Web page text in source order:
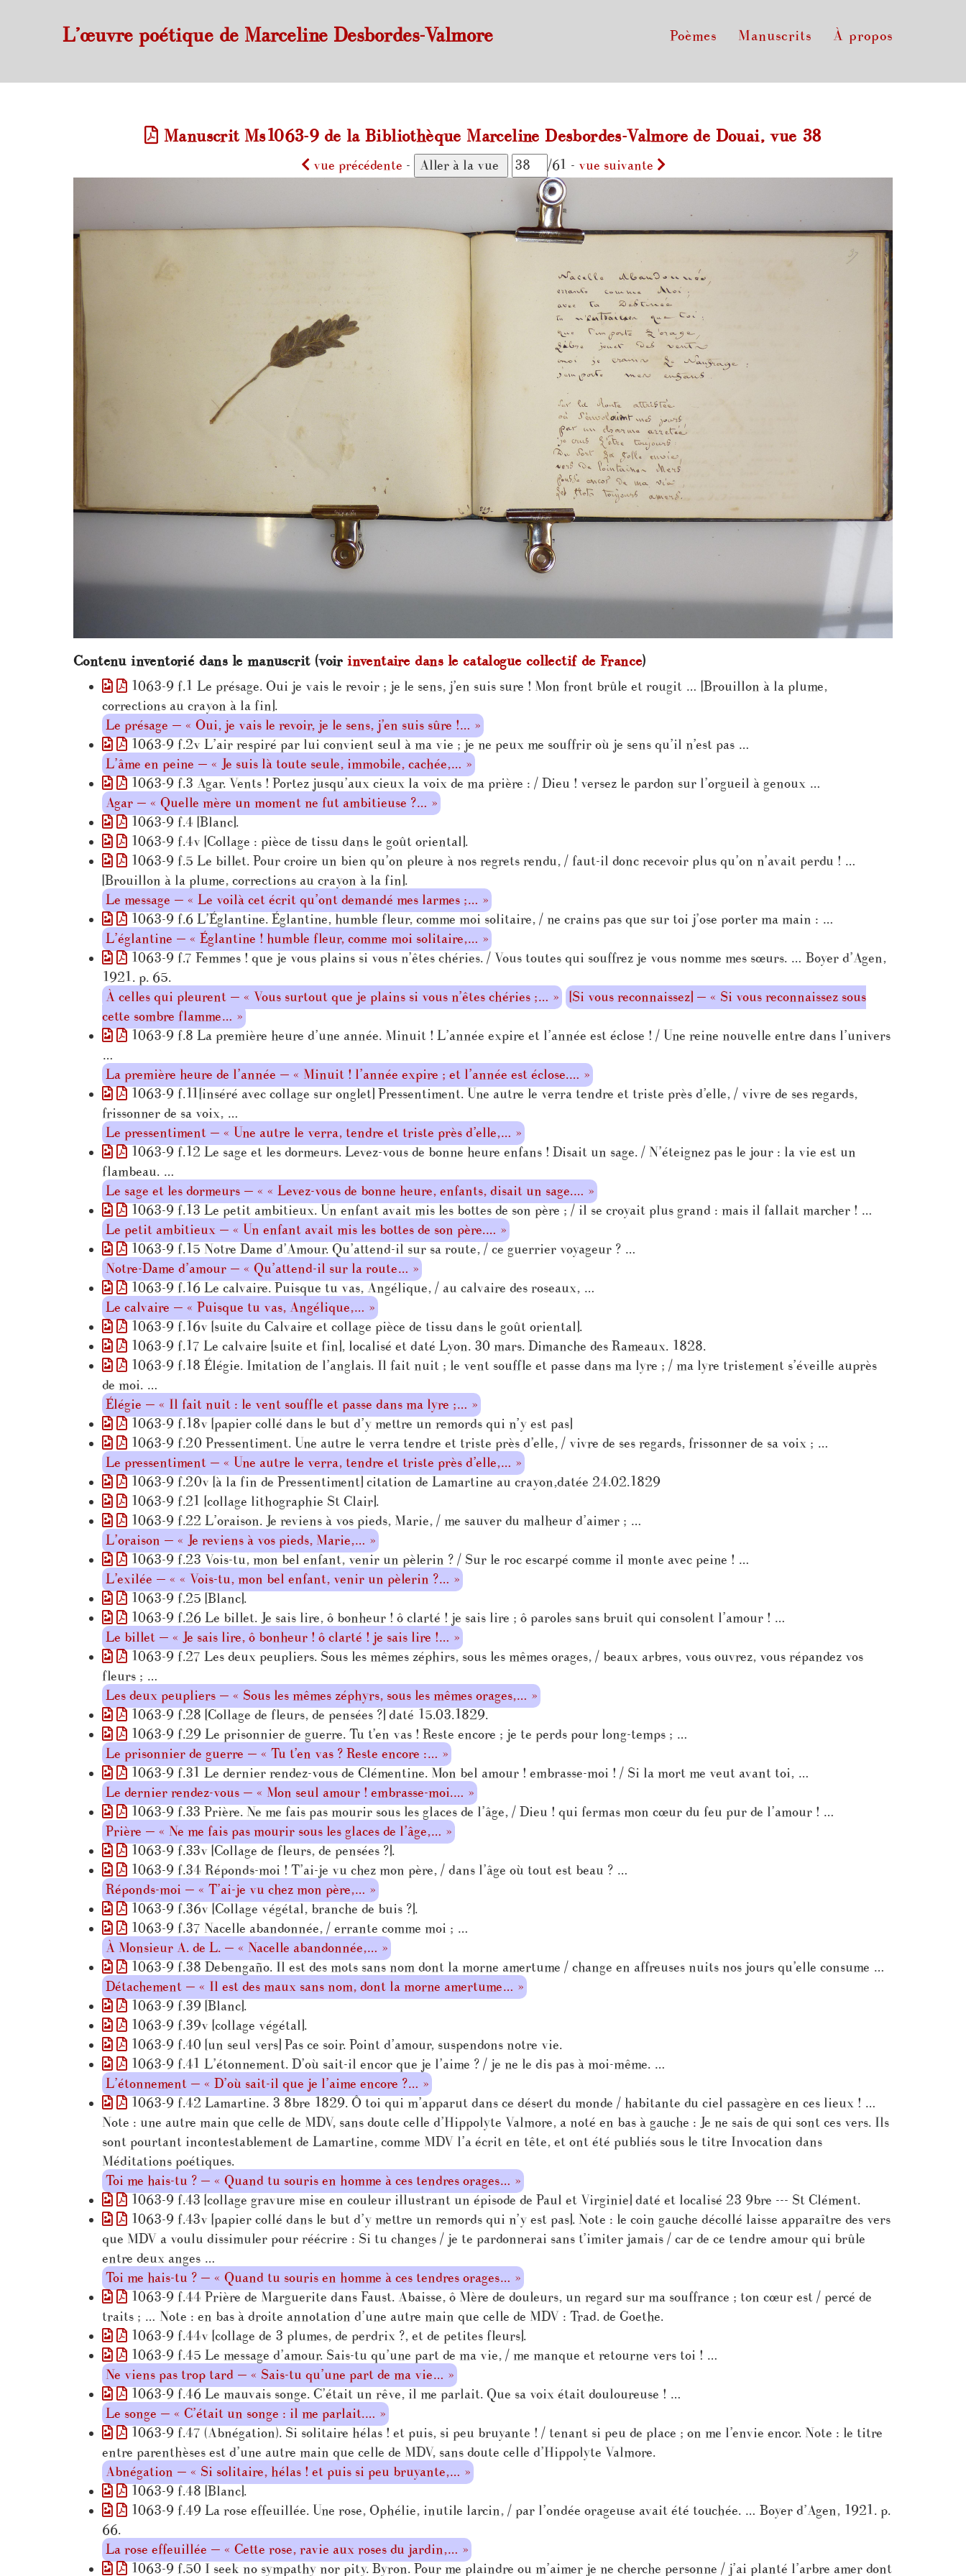
L’œuvre poétique de Marceline Desbordes-Valmore Poèmes Manuscrits À propos
Manuscrit Ms1063-9 de la Bibliothèque Marceline Desbordes-Valmore de Douai, vue 38
vue précédente - /61 - vue suivante
Contenu inventorié dans le manuscrit (voirinventaire dans le catalogue collectif de France)
1063-9 f.1 Le présage. Oui je vais le revoir ; je le sens, j’en suis sure ! Mon front brûle et rougit … [Brouillon à la plume,
corrections au crayon à la fin].
Le présage — « Oui, je vais le revoir, je le sens, j’en suis sûre !… »
1063-9 f.2v L’air respiré par lui convient seul à ma vie ; je ne peux me souffrir où je sens qu’il n’est pas …
L’âme en peine — « Je suis là toute seule, immobile, cachée,… »
1063-9 f.3 Agar. Vents ! Portez jusqu’aux cieux la voix de ma prière : / Dieu ! versez le pardon sur l’orgueil à genoux …
Agar — « Quelle mère un moment ne fut ambitieuse ?… »
1063-9 f.4 [Blanc].
1063-9 f.4v [Collage : pièce de tissu dans le goût oriental].
1063-9 f.5 Le billet. Pour croire un bien qu’on pleure à nos regrets rendu, / faut-il donc recevoir plus qu’on n’avait perdu ! …
[Brouillon à la plume, corrections au crayon à la fin].
Le message — « Le voilà cet écrit qu’ont demandé mes larmes ;… »
1063-9 f.6 L’Églantine. Églantine, humble fleur, comme moi solitaire, / ne crains pas que sur toi j’ose porter ma main : …
L’églantine — « Églantine ! humble fleur, comme moi solitaire,… »
1063-9 f.7 Femmes ! que je vous plains si vous n’êtes chéries. / Vous toutes qui souffrez je vous nomme mes sœurs. … Boyer d’Agen,
1921. p. 65.
À celles qui pleurent — « Vous surtout que je plains si vous n’êtes chéries ;… »
[Si vous reconnaissez] — « Si vous reconnaissez sous
cette sombre flamme… »
1063-9 f.8 La première heure d’une année. Minuit ! L’année expire et l’année est éclose ! / Une reine nouvelle entre dans l’univers
…
La première heure de l’année — « Minuit ! l’année expire ; et l’année est éclose.… »
1063-9 f.11[inséré avec collage sur onglet] Pressentiment. Une autre le verra tendre et triste près d’elle, / vivre de ses regards,
frissonner de sa voix, …
Le pressentiment — « Une autre le verra, tendre et triste près d’elle,… »
1063-9 f.12 Le sage et les dormeurs. Levez-vous de bonne heure enfans ! Disait un sage. / N’éteignez pas le jour : la vie est un
flambeau. …
Le sage et les dormeurs — « « Levez-vous de bonne heure, enfants, disait un sage.… »
1063-9 f.13 Le petit ambitieux. Un enfant avait mis les bottes de son père ; / il se croyait plus grand : mais il fallait marcher ! …
Le petit ambitieux — « Un enfant avait mis les bottes de son père.… »
1063-9 f.15 Notre Dame d’Amour. Qu’attend-il sur sa route, / ce guerrier voyageur ? …
Notre-Dame d’amour — « Qu’attend-il sur la route… »
1063-9 f.16 Le calvaire. Puisque tu vas, Angélique, / au calvaire des roseaux, …
Le calvaire — « Puisque tu vas, Angélique,… »
1063-9 f.16v [suite du Calvaire et collage pièce de tissu dans le goût oriental].
1063-9 f.17 Le calvaire [suite et fin], localisé et daté Lyon. 30 mars. Dimanche des Rameaux. 1828.
1063-9 f.18 Élégie. Imitation de l’anglais. Il fait nuit ; le vent souffle et passe dans ma lyre ; / ma lyre tristement s’éveille auprès
de moi. …
Élégie — « Il fait nuit : le vent souffle et passe dans ma lyre ;… »
1063-9 f.18v [papier collé dans le but d’y mettre un remords qui n’y est pas]
1063-9 f.20 Pressentiment. Une autre le verra tendre et triste près d’elle, / vivre de ses regards, frissonner de sa voix ; …
Le pressentiment — « Une autre le verra, tendre et triste près d’elle,… »
1063-9 f.20v [à la fin de Pressentiment] citation de Lamartine au crayon,datée 24.02.1829
1063-9 f.21 [collage lithographie St Clair].
1063-9 f.22 L’oraison. Je reviens à vos pieds, Marie, / me sauver du malheur d’aimer ; …
L’oraison — « Je reviens à vos pieds, Marie,… »
1063-9 f.23 Vois-tu, mon bel enfant, venir un pèlerin ? / Sur le roc escarpé comme il monte avec peine ! …
L’exilée — « « Vois-tu, mon bel enfant, venir un pèlerin ?… »
1063-9 f.25 [Blanc].
1063-9 f.26 Le billet. Je sais lire, ô bonheur ! ô clarté ! je sais lire ; ô paroles sans bruit qui consolent l’amour ! …
Le billet — « Je sais lire, ô bonheur ! ô clarté ! je sais lire !… »
1063-9 f.27 Les deux peupliers. Sous les mêmes zéphirs, sous les mêmes orages, / beaux arbres, vous ouvrez, vous répandez vos
fleurs ; …
Les deux peupliers — « Sous les mêmes zéphyrs, sous les mêmes orages,… »
1063-9 f.28 [Collage de fleurs, de pensées ?] daté 15.03.1829.
1063-9 f.29 Le prisonnier de guerre. Tu t’en vas ! Reste encore ; je te perds pour long-temps ; …
Le prisonnier de guerre — « Tu t’en vas ? Reste encore :… »
1063-9 f.31 Le dernier rendez-vous de Clémentine. Mon bel amour ! embrasse-moi ! / Si la mort me veut avant toi, …
Le dernier rendez-vous — « Mon seul amour ! embrasse-moi.… »
1063-9 f.33 Prière. Ne me fais pas mourir sous les glaces de l’âge, / Dieu ! qui fermas mon cœur du feu pur de l’amour ! …
Prière — « Ne me fais pas mourir sous les glaces de l’âge,… »
1063-9 f.33v [Collage de fleurs, de pensées ?].
1063-9 f.34 Réponds-moi ! T’ai-je vu chez mon père, / dans l’âge où tout est beau ? …
Réponds-moi — « T’ai-je vu chez mon père,… »
1063-9 f.36v [Collage végétal, branche de buis ?].
1063-9 f.37 Nacelle abandonnée, / errante comme moi ; …
À Monsieur A. de L. — « Nacelle abandonnée,… »
1063-9 f.38 Debengaño. Il est des mots sans nom dont la morne amertume / change en affreuses nuits nos jours qu’elle consume …
Détachement — « Il est des maux sans nom, dont la morne amertume… »
1063-9 f.39 [Blanc].
1063-9 f.39v [collage végétal].
1063-9 f.40 [un seul vers] Pas ce soir. Point d’amour, suspendons notre vie.
1063-9 f.41 L’étonnement. D’où sait-il encor que je l’aime ? / je ne le dis pas à moi-même. …
L’étonnement — « D’où sait-il que je l’aime encore ?… »
1063-9 f.42 Lamartine. 3 8bre 1829. Ô toi qui m’apparut dans ce désert du monde / habitante du ciel passagère en ces lieux ! …
Note : une autre main que celle de MDV, sans doute celle d’Hippolyte Valmore, a noté en bas à gauche : Je ne sais de qui sont ces vers. Ils
sont pourtant incontestablement de Lamartine, comme MDV l’a écrit en tête, et ont été publiés sous le titre Invocation dans
Méditations poétiques.
Toi me hais-tu ? — « Quand tu souris en homme à ces tendres orages… »
1063-9 f.43 [collage gravure mise en couleur illustrant un épisode de Paul et Virginie] daté et localisé 23 9bre --- St Clément.
1063-9 f.43v [papier collé dans le but d’y mettre un remords qui n’y est pas]. Note : le coin gauche décollé laisse apparaître des vers
que MDV a voulu dissimuler pour réécrire : Si tu changes / je te pardonnerai sans t’imiter jamais / car de ce tendre amour qui brûle
entre deux anges …
Toi me hais-tu ? — « Quand tu souris en homme à ces tendres orages… »
1063-9 f.44 Prière de Marguerite dans Faust. Abaisse, ô Mère de douleurs, un regard sur ma souffrance ; ton cœur est / percé de
traits ; … Note : en bas à droite annotation d’une autre main que celle de MDV : Trad. de Goethe.
1063-9 f.44v [collage de 3 plumes, de perdrix ?, et de petites fleurs].
1063-9 f.45 Le message d’amour. Sais-tu qu’une part de ma vie, / me manque et retourne vers toi ! …
Ne viens pas trop tard — « Sais-tu qu’une part de ma vie… »
1063-9 f.46 Le mauvais songe. C’était un rêve, il me parlait. Que sa voix était douloureuse ! …
Le songe — « C’était un songe : il me parlait.… »
1063-9 f.47 (Abnégation). Si solitaire hélas ! et puis, si peu bruyante ! / tenant si peu de place ; on me l’envie encor. Note : le titre
entre parenthèses est d’une autre main que celle de MDV, sans doute celle d’Hippolyte Valmore.
Abnégation — « Si solitaire, hélas ! et puis si peu bruyante,… »
1063-9 f.48 [Blanc].
1063-9 f.49 La rose effeuillée. Une rose, Ophélie, inutile larcin, / par l’ondée orageuse avait été touchée. … Boyer d’Agen, 1921. p.
66.
La rose effeuillée — « Cette rose, ravie aux roses du jardin,… »
1063-9 f.50 I seek no sympathy nor pity. Byron. Pour me plaindre ou m’aimer je ne cherche personne / j’ai planté l’arbre amer dont